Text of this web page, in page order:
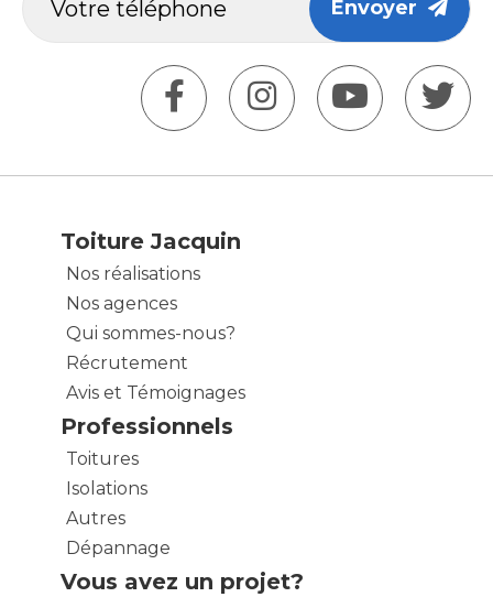
Envoyer
Toiture Jacquin
Nos réalisations
Nos agences
Qui sommes-nous?
Récrutement
Avis et Témoignages
Professionnels
Toitures
Isolations
Autres
Dépannage
Vous avez un projet?